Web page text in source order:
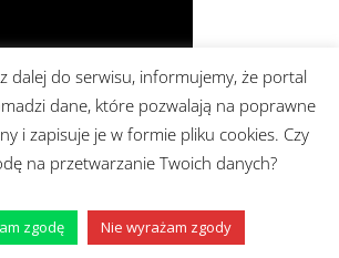
mrburgerpolice/
dalej do serwisu, informujemy, że portal
dane, które pozwalają na poprawne
i zapisuje je w formie pliku cookies. Czy
na przetwarzanie Twoich danych?
zgodę Nie wyrażam zgody